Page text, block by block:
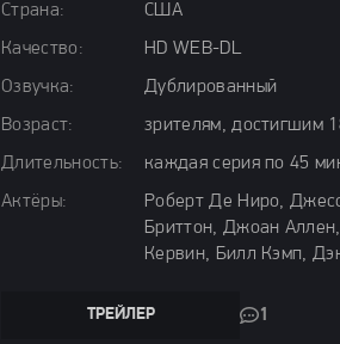
Страна:
США
Качество:
HD WEB-DL
Озвучка:
Дублированный
Возраст:
зрителям, достигшим
Длительность:
каждая серия по 45
Актёры:
Роберт Де Ниро,
Бриттон, Джоан
Кервин, Билл Кэмп,
ТРЕЙЛЕР 1